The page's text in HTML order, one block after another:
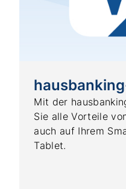
Mit der
Sie alle Vorteile
auch auf Ihrem
Tablet.